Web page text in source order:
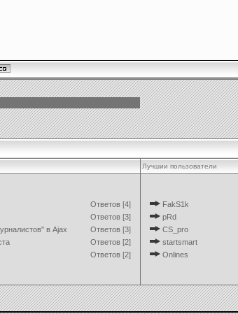
Лучшии пользователи
Ответов [4]
Ответов [3]
в Ajax
Ответов [3]
Ответов [2]
Ответов [2]
FakS1k
pRd
CS_pro
startsmart
Onlines